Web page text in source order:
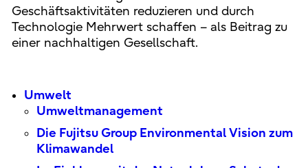
Geschäftsaktivitäten reduzieren und durch
Technologie Mehrwert schaffen – als Beitrag zu
einer nachhaltigen Gesellschaft.
Umwelt
Umweltmanagement
Die Fujitsu Group Environmental Vision zum
Klimawandel